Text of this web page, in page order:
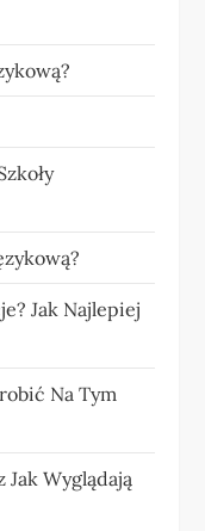
Jak Najlepiej
Na Tym
Jak Wyglądają